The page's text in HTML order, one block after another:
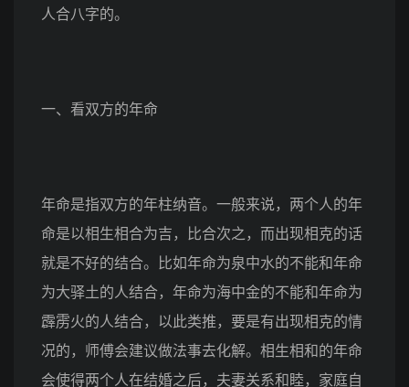
人合八字的。
一、看双方的年命
年命是指双方的年柱纳音。一般来说，两个人的年
命是以相生相合为吉，比合次之，而出现相克的话
就是不好的结合。比如年命为泉中水的不能和年命
为大驿土的人结合，年命为海中金的不能和年命为
霹雳火的人结合，以此类推，要是有出现相克的情
况的，师傅会建议做法事去化解。相生相和的年命
会使得两个人在结婚之后，夫妻关系和睦，家庭自